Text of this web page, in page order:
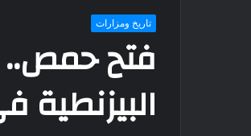
تاريخ ومزارات
فتح